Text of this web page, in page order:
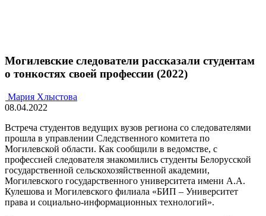
Могилевские следователи рассказали студентам
о тонкостях своей профессии (2022)
Мария Хлыстова
08.04.2022
Встреча студентов ведущих вузов региона со следователями
прошла в управлении Следственного комитета по
Могилевской области. Как сообщили в ведомстве, с
профессией следователя знакомились студенты Белорусской
государственной сельскохозяйственной академии,
Могилевского государственного университета имени А.А.
Кулешова и Могилевского филиала «БИП – Университет
права и социально-информационных технологий».